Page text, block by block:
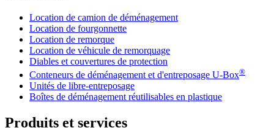
Location de camion de déménagement
Location de fourgonnette
Location de remorque
Location de véhicule de remorquage
Diables et couvertures de protection
Conteneurs de déménagement et d'entreposage U-Box®
Unités de libre-entreposage
Boîtes de déménagement réutilisables en plastique
Produits et services